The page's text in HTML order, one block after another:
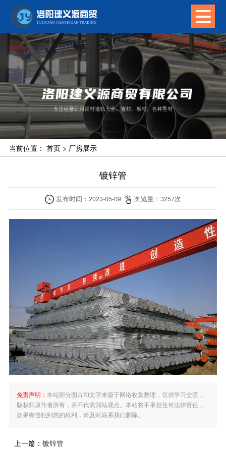
当前位置： 首页> 厂房展示
镀锌管
发布时间：2023-05-09 浏览量：3257次
免责声明： 本站部分图片和文字来源于网络收集整理，仅供学习交流，
版权归原作者所有，并不代表我站观点。本站将不承担任何法律责任，
如果有侵犯到您的权利，请及时联系我们删除。
上一篇： 镀锌管